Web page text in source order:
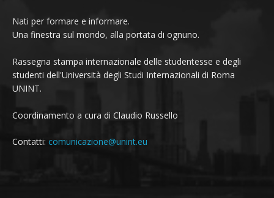
Nati per formare e informare.
Una finestra sul mondo, alla portata di ognuno.
Rassegna stampa internazionale delle studentesse e degli
studenti dell'Università degli Studi Internazionali di Roma
UNINT.
Coordinamento a cura di Claudio Russello
Contatti: comunicazione@unint.eu